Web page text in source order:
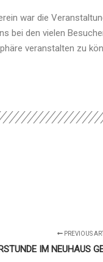
war die
bei den vielen
veranstalten zu
PREVIOUS
IM NEUHAUS